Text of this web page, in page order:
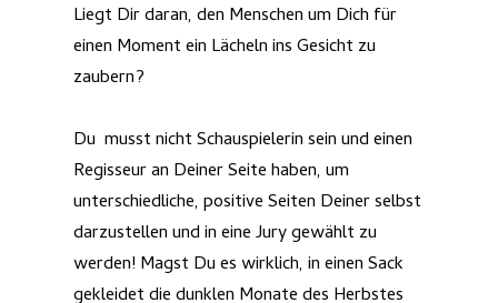
Liegt Dir daran, den Menschen um Dich für
einen Moment ein Lächeln ins Gesicht zu
zaubern?
Du musst nicht Schauspielerin sein und einen
Regisseur an Deiner Seite haben, um
unterschiedliche, positive Seiten Deiner selbst
darzustellen und in eine Jury gewählt zu
werden! Magst Du es wirklich, in einen Sack
gekleidet die dunklen Monate des Herbstes